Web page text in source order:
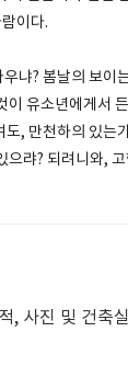
이다.
냐? 봄날의 보이
유소년에게서
, 만천하의 있는
랴? 되려니와,
, 사진 및 건축